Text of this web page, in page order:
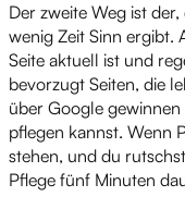
Der zweite Weg ist
wenig Zeit Sinn ergibt.
Seite aktuell ist und
bevorzugt Seiten, die
über Google
pflegen kannst. Wenn
stehen, und du
Pflege fünf Minuten